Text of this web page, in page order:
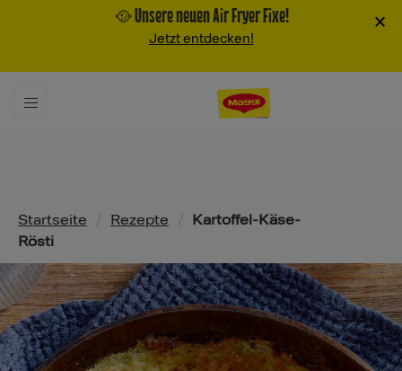
🥘 Unsere neuen Air Fryer Fixe!
Jetzt entdecken!
×
Pfadnavigation
Startseite Rezepte
Kartoffel-Käse-
Rösti